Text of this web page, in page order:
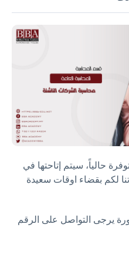
حالياً، سيتم إتاحتها في
لكم بقضاء اوقات سعيدة
يرجى التواصل على الرقم